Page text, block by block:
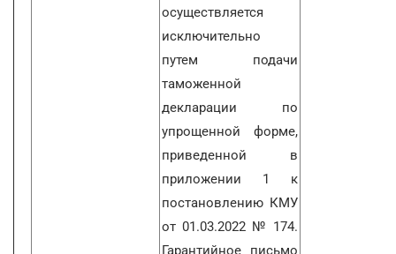
осуществляется
исключительно
путем подачи
таможенной
декларации по
упрощенной форме,
приведенной в
приложении 1 к
постановлению КМУ
от 01.03.2022 № 174.
Гарантийное письмо